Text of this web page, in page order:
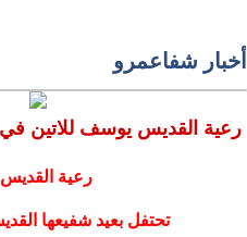
أخبار شفاعمرو
رعية القديس يوسف للاتين
رعية
تحتفل بعيد شفيعها